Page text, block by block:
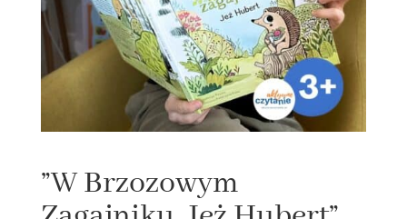
”W Brzozowym